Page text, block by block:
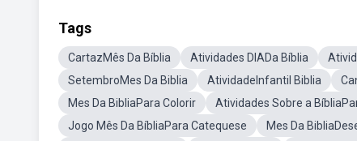
Tags
CartazMês Da Bíblia Atividades DIADa Bíblia
SetembroMes Da Biblia
AtividadeInfantil Biblia
Mes Da BibliaPara Colorir
Atividades Sobre a
Jogo Mês Da BíbliaPara Catequese
Mes Da